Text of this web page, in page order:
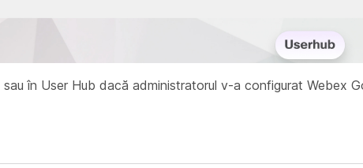
în User Hub dacă administratorul v-a configurat Webex